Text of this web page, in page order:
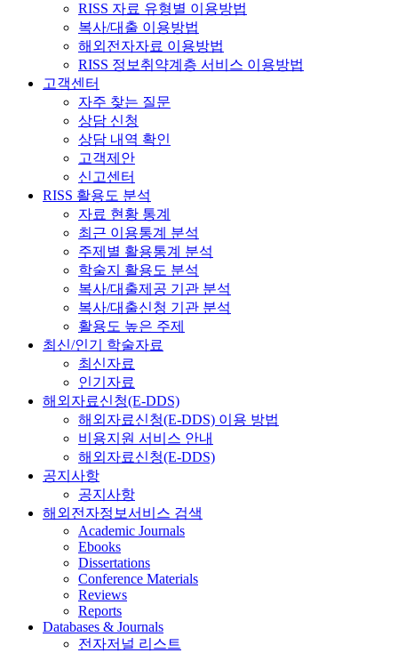
RISS 자료 유형별 이용방법
복사/대출 이용방법
해외전자자료 이용방법
RISS 정보취약계층 서비스 이용방법
고객센터
자주 찾는 질문
상담 신청
상담 내역 확인
고객제안
신고센터
RISS 활용도 분석
자료 현황 통계
최근 이용통계 분석
주제별 활용통계 분석
학술지 활용도 분석
복사/대출제공 기관 분석
복사/대출신청 기관 분석
활용도 높은 주제
최신/인기 학술자료
최신자료
인기자료
해외자료신청(E-DDS)
해외자료신청(E-DDS) 이용 방법
비용지원 서비스 안내
해외자료신청(E-DDS)
공지사항
공지사항
해외전자정보서비스 검색
Academic Journals
Ebooks
Dissertations
Conference Materials
Reviews
Reports
Databases & Journals
전자저널 리스트